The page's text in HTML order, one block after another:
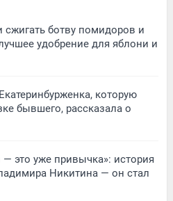
ботву помидоров и
удобрение для яблони и
которую
бывшего, рассказала о
это уже привычка»: история
Никитина — он стал